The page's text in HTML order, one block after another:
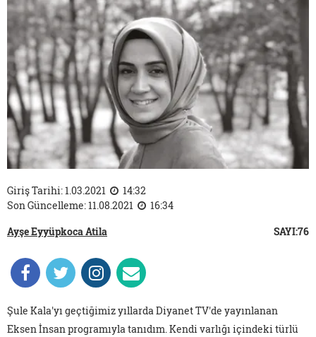
Giriş Tarihi: 1.03.2021
14:32
Son Güncelleme: 11.08.2021
16:34
Ayşe Eyyüpkoca Atila
SAYI:76
Şule Kala'yı geçtiğimiz yıllarda Diyanet TV'de yayınlanan
Eksen İnsan programıyla tanıdım. Kendi varlığı içindeki türlü